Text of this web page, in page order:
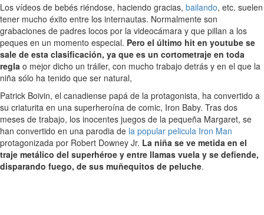
Los vídeos de bebés riéndose, haciendo gracias, bailando, etc. suelen
tener mucho éxito entre los internautas. Normalmente son
grabaciones de padres locos por la videocámara y que pillan a los
peques en un momento especial. Pero el último hit en youtube se
sale de esta clasificación, ya que es un cortometraje en toda
regla o mejor dicho un tráiler, con mucho trabajo detrás y en el que la
niña sólo ha tenido que ser natural,
Patrick Boivin, el canadiense papá de la protagonista, ha convertido a
su criaturita en una superheroína de comic, Iron Baby. Tras dos
meses de trabajo, los inocentes juegos de la pequeña Margaret, se
han convertido en una parodia de la popular pelicula Iron Man
protagonizada por Robert Downey Jr. La niña se ve metida en el
traje metálico del superhéroe y entre llamas vuela y se defiende,
disparando fuego, de sus muñequitos de peluche.